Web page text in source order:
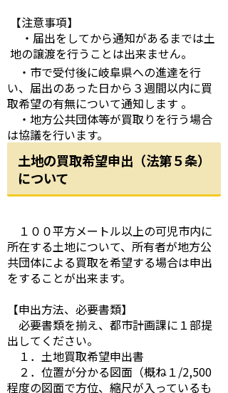
【注意事項】
・届出をしてから通知があるまでは土
地の譲渡を行うことは出来ません。
・市で受付後に岐阜県への進達を行
い、届出のあった日から３週間以内に買
取希望の有無について通知します 。
・地方公共団体等が買取りを行う場合
は協議を行います。
土地の買取希望申出（法第５条）
について
１００平方メートル以上の可児市内に
所在する土地について、所有者が地方公
共団体による買取を希望する場合は申出
をすることが出来ます。
【申出方法、必要書類】
必要書類を揃え、都市計画課に１部提
出してください。
１．土地買取希望申出書
２．位置が分かる図面（概ね１/2,500
程度の図面で方位、縮尺が入っているも